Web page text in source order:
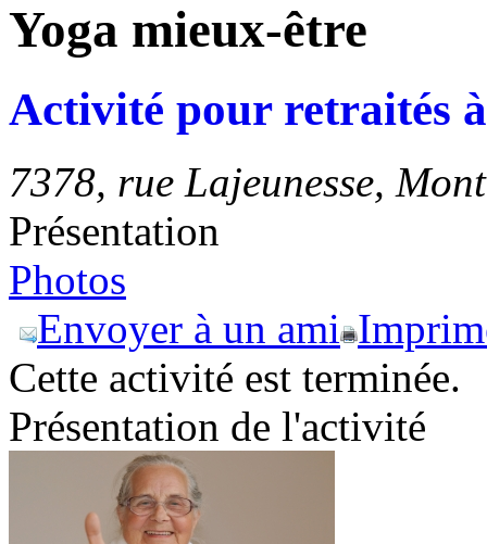
Yoga mieux-être
Activité pour retraités
7378, rue Lajeunesse,
Présentation
Photos
Envoyer à un ami
Cette activité est terminée.
Présentation de l'activité